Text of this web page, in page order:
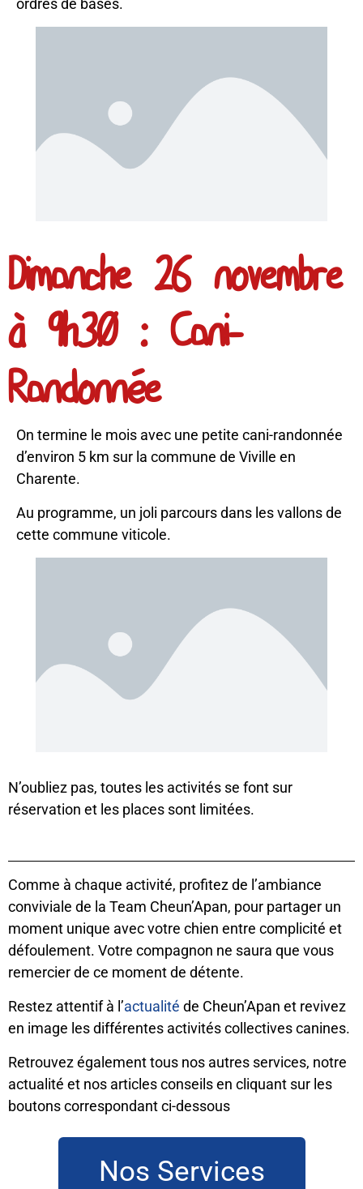
ordres de bases.
Dimanche 26 novembre
à 9h30 : Cani-
Randonnée
On termine le mois avec une petite cani-randonnée
d’environ 5 km sur la commune de Viville en
Charente.
Au programme, un joli parcours dans les vallons de
cette commune viticole.
N’oubliez pas, toutes les activités se font sur
réservation et les places sont limitées.
Comme à chaque activité, profitez de l’ambiance
conviviale de la Team Cheun’Apan, pour partager un
moment unique avec votre chien entre complicité et
défoulement. Votre compagnon ne saura que vous
remercier de ce moment de détente.
Restez attentif à l’actualité de Cheun’Apan et revivez
en image les différentes activités collectives canines.
Retrouvez également tous nos autres services, notre
actualité et nos articles conseils en cliquant sur les
boutons correspondant ci-dessous
Nos Services